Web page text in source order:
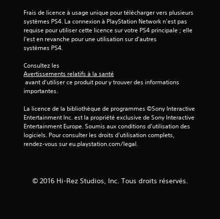
Frais de licence à usage unique pour télécharger vers plusieurs
systèmes PS4. La connexion à PlayStation Network n'est pas
requise pour utiliser cette licence sur votre PS4 principale ; elle
l'est en revanche pour une utilisation sur d'autres
systèmes PS4.
Consultez les
Avertissements relatifs à la santé
importantes.
La licence de la bibliothèque de programmes ©Sony Interactive
Entertainment Inc. est la propriété exclusive de Sony Interactive
Entertainment Europe. Soumis aux conditions d’utilisation des
logiciels. Pour consulter les droits d’utilisation complets,
rendez-vous sur eu.playstation.com/legal.
© 2016 Hi-Rez Studios, Inc. Tous droits réservés.